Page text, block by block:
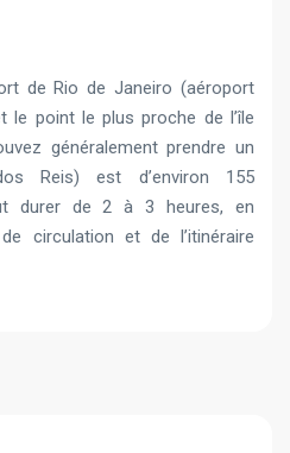
de Rio de Janeiro (aéroport
le point le plus proche de l’île
généralement prendre un
Reis) est d’environ 155
durer de 2 à 3 heures, en
circulation et de l’itinéraire